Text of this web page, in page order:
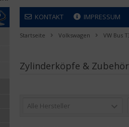
KONTAKT IMPRESSUM
Startseite Volkswagen VW Bus
Zylinderköpfe & Zubehör
Alle Hersteller